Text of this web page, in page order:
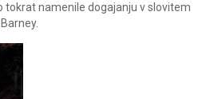
tokrat namenile dogajanju v slovitem